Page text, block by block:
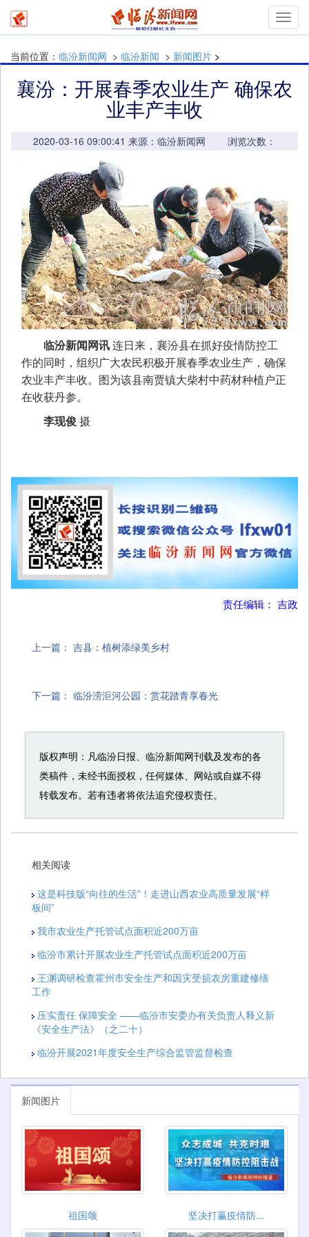
当前位置： 临汾新闻网 > 临汾新闻 > 新闻图片 >
襄汾：开展春季农业生产 确保农
业丰产丰收
2020-03-16 09:00:41 来源：临汾新闻网 浏览次数：
临汾新闻网讯连日来，襄汾县在抓好疫情防控工
作的同时，组织广大农民积极开展春季农业生产，确保
农业丰产丰收。图为该县南贾镇大柴村中药材种植户正
在收获丹参。
李现俊摄
责任编辑： 吉政
上一篇： 吉县：植树添绿美乡村
下一篇： 临汾涝洰河公园：赏花踏青享春光
版权声明：凡临汾日报、临汾新闻网刊载及发布的各
类稿件，未经书面授权，任何媒体、网站或自媒不得
转载发布。若有违者将依法追究侵权责任。
相关阅读
这是科技版“向往的生活”！走进山西农业高质量发展“样
板间”
我市农业生产托管试点面积近200万亩
临汾市累计开展农业生产托管试点面积近200万亩
王渊调研检查霍州市安全生产和因灾受损农房重建修缮
工作
压实责任 保障安全 ——临汾市安委办有关负责人释义新
《安全生产法》（之二十）
临汾开展2021年度安全生产综合监管监督检查
新闻图片
祖国颂 坚决打赢疫情防...